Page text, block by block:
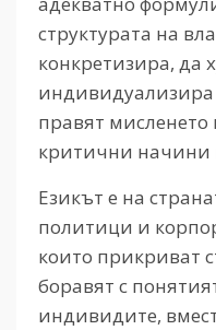
структурата на
конкретизира, да
правят
критични начини
Езикът е на
политици и
които прикриват
боравят с
индивидите,